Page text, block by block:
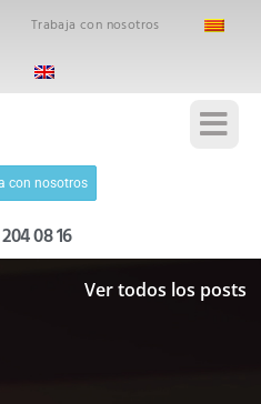
Trabaja con nosotros
con nosotros
08 16
Ver todos los posts